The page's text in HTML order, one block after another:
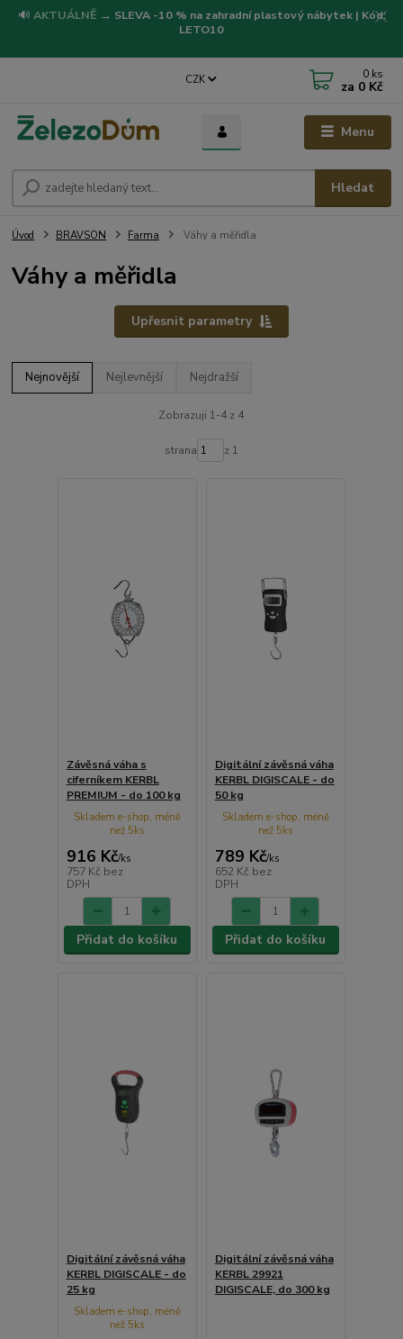
🔊 AKTUÁLNĚ → SLEVA -10 % na zahradní plastový nábytek | Kód:
LETO10
Menu
CZK
Hledat
0 ks
za 0 Kč
Úvod BRAVSON Farma Váhy a měřidla
Váhy a měřidla
Upřesnit parametry
Nejnovější Nejlevnější Nejdražší
Zobrazuji 1-4 z 4
strana z 1
Závěsná váha s
ciferníkem KERBL
PREMIUM - do 100 kg
916 Kč/ks
757 Kč bez
DPH
Skladem e-shop, méně
než 5ks
Přidat do košíku
Digitální závěsná váha
KERBL DIGISCALE - do
50 kg
789 Kč/ks
652 Kč bez
DPH
Skladem e-shop, méně
než 5ks
Přidat do košíku
Digitální závěsná váha
KERBL DIGISCALE - do
25 kg
Skladem e-shop, méně
než 5ks
Digitální závěsná váha
KERBL 29921
DIGISCALE, do 300 kg